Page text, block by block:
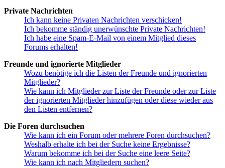
Private Nachrichten
Ich kann keine Privaten Nachrichten verschicken!
Ich bekomme ständig unerwünschte Private Nachrichten!
Ich habe eine Spam-E-Mail von einem Mitglied dieses
Forums erhalten!
Freunde und ignorierte Mitglieder
Wozu benötige ich die Listen der Freunde und ignorierten
Mitglieder?
Wie kann ich Mitglieder zur Liste der Freunde oder zur Liste
der ignorierten Mitglieder hinzufügen oder diese wieder aus
den Listen entfernen?
Die Foren durchsuchen
Wie kann ich ein Forum oder mehrere Foren durchsuchen?
Weshalb erhalte ich bei der Suche keine Ergebnisse?
Warum bekomme ich bei der Suche eine leere Seite?
Wie kann ich nach Mitgliedern suchen?